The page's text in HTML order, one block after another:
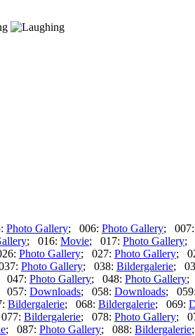
Photo Gallery; 006: Photo Gallery; 007:
; 016: Movie; 017: Photo Gallery;
Photo Gallery; 027: Photo Gallery;
Photo Gallery; 038: Bildergalerie;
047: Photo Gallery; 048: Photo Gallery;
057: Downloads; 058: Downloads; 059:
Bildergalerie; 068: Bildergalerie; 069:
Bildergalerie; 078: Photo Gallery;
; 087: Photo Gallery; 088: Bildergalerie